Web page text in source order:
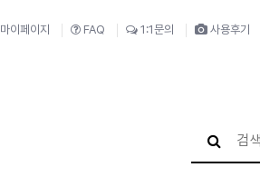
마이페이지 FAQ 1:1문의 사용후기